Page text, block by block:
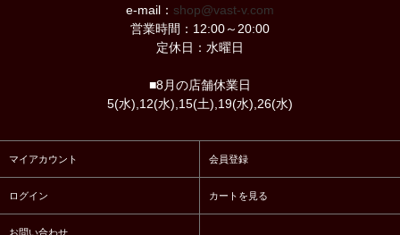
e-mail： shop@vast-v.com
営業時間：12:00～20:00
定休日：水曜日
■8月の店舗休業日
5(水),12(水),15(土),19(水),26(水)
マイアカウント 会員登録
ログイン カートを見る
お問い合わせ